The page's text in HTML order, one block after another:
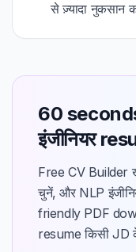
से ज़्यादा नुकसान
60
इंजीनियर
Free CV Builder
चुनें, और NLP
friendly PDF
resume किसी JD